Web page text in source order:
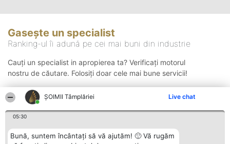
ȘOIMII Tâmplăriei Live chat
05:30
Bună, suntem încântați să vă ajutăm! 🙂 Vă rugăm
Gasește un specialist
Ranking-ul îi adună pe cei mai buni din industrie
Cauți un specialist in apropierea ta? Verificați motorul
nostru de căutare. Folosiți doar cele mai bune servicii!